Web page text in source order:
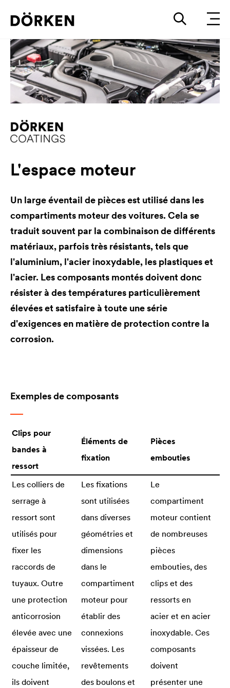
L'espace moteur
Un large éventail de pièces est utilisé dans les
compartiments moteur des voitures. Cela se
traduit souvent par la combinaison de différents
matériaux, parfois très résistants, tels que
l'aluminium, l'acier inoxydable, les plastiques et
l'acier. Les composants montés doivent donc
résister à des températures particulièrement
élevées et satisfaire à toute une série
d'exigences en matière de protection contre la
corrosion.
Exemples de composants
Clips pour
bandes à
ressort
Éléments de
fixation
Pièces
embouties
Les colliers de
serrage à
ressort sont
utilisés pour
fixer les
raccords de
tuyaux. Outre
une protection
anticorrosion
élevée avec une
épaisseur de
couche limitée,
ils doivent
Les fixations
sont utilisées
dans diverses
géométries et
dimensions
dans le
compartiment
moteur pour
établir des
connexions
vissées. Les
revêtements
des boulons et
Le
compartiment
moteur contient
de nombreuses
pièces
embouties, des
clips et des
ressorts en
acier et en acier
inoxydable. Ces
composants
doivent
présenter une